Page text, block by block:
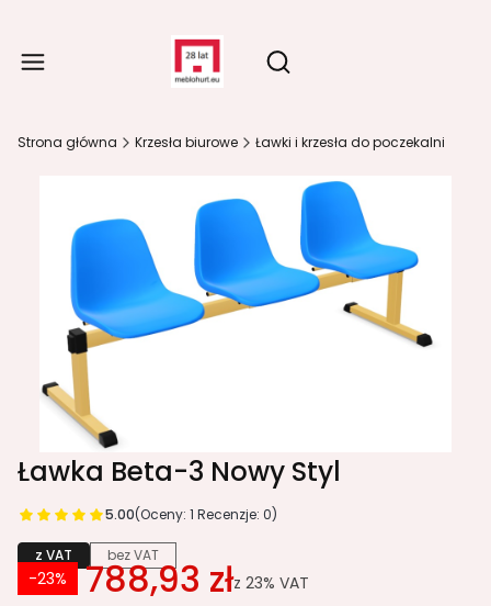
Otwórz wyszukiwarkę
Strona główna Krzesła biurowe Ławki i krzesła do poczekalni
Ławka Beta-3 Nowy Styl
5.00(Oceny: 1 Recenzje: 0)
z VAT bez VAT
788,93 złz 23% VAT
-23%